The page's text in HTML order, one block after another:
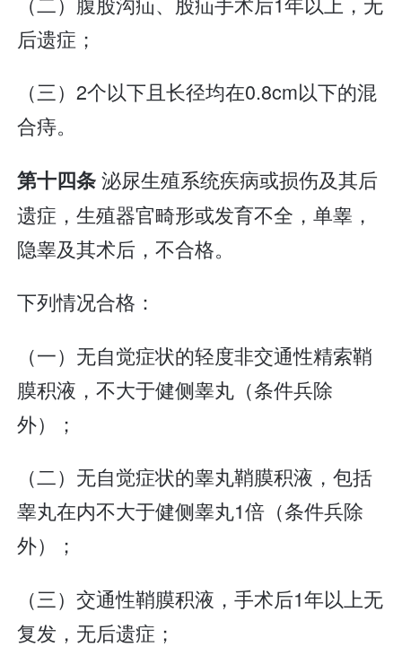
后遗症；
（三）2个以下且长径均在0.8cm以下的混
合痔。
第十四条泌尿生殖系统疾病或损伤及其后
遗症，生殖器官畸形或发育不全，单睾，
隐睾及其术后，不合格。
下列情况合格：
（一）无自觉症状的轻度非交通性精索鞘
膜积液，不大于健侧睾丸（条件兵除
外）；
（二）无自觉症状的睾丸鞘膜积液，包括
睾丸在内不大于健侧睾丸1倍（条件兵除
外）；
（三）交通性鞘膜积液，手术后1年以上无
复发，无后遗症；